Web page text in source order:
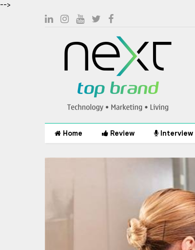
-->
Home Review Interview